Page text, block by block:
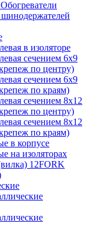
в изоляторе
сечением 6х9
по центру)
сечением 6х9
по краям)
сечением 8х12
по центру)
сечением 8х12
по краям)
в корпусе
на изоляторах
12FORK